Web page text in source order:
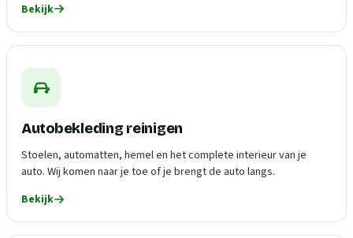
Bekijk
Autobekleding reinigen
Stoelen, automatten, hemel en het complete interieur van je
auto. Wij komen naar je toe of je brengt de auto langs.
Bekijk